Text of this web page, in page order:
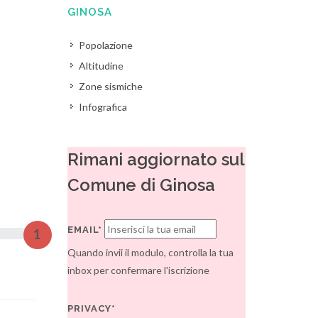
1
GINOSA
Popolazione
Altitudine
Zone sismiche
Infografica
Rimani aggiornato sul
Comune di Ginosa
EMAIL*
Quando invii il modulo, controlla la tua
inbox per confermare l'iscrizione
PRIVACY*